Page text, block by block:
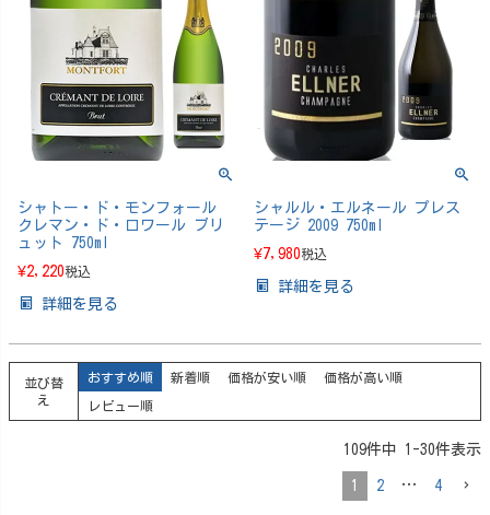
シャトー・ド・モンフォール
クレマン・ド・ロワール ブリ
ュット 750ml
¥2,220税込
詳細を見る
シャルル・エルネール プレス
テージ 2009 750ml
¥7,980税込
詳細を見る
並び替
え
おすすめ順 新着順 価格が安い順 価格が高い順
レビュー順
109件中 1 -30件表示
1 2 … 4